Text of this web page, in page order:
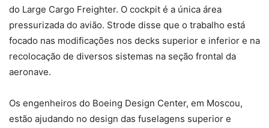
do Large Cargo Freighter. O cockpit é a única área
pressurizada do avião. Strode disse que o trabalho está
focado nas modificações nos decks superior e inferior e na
recolocação de diversos sistemas na seção frontal da
aeronave.
Os engenheiros do Boeing Design Center, em Moscou,
estão ajudando no design das fuselagens superior e